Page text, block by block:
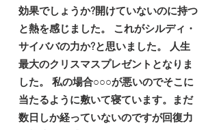
効果でしょうか?開けていないのに持つ
と熱を感じました。 これがシルディ・
サイババの力か?と思いました。 人生
最大のクリスマスプレゼントとなりま
した。 私の場合○○○が悪いのでそこに
当たるように敷いて寝ています。まだ
数日しか経っていないのですが回復力